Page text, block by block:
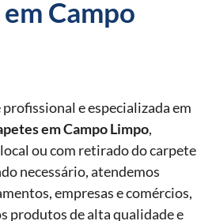
Campo
e especializada em
em Campo Limpo,
ou com retirado do carpete
necessário, atendemos
empresas e comércios,
produtos de alta qualidade e